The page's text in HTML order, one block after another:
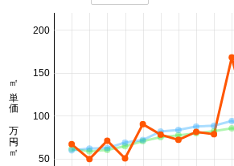
50
100
150
200
㎡単価 万円/㎡